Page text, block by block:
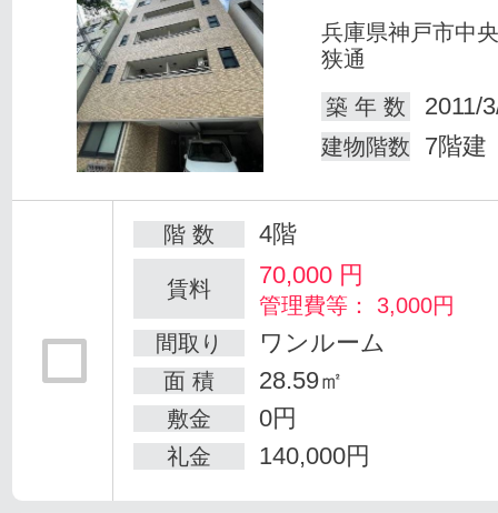
兵庫県神戸市中
狭通
築 年 数
2011/
建物階数 7階建
階 数 4階
賃料 70,000 円
管理費等： 3,000円
間取り
ワンルーム
面 積 28.59㎡
敷金 0円
礼金 140,000円